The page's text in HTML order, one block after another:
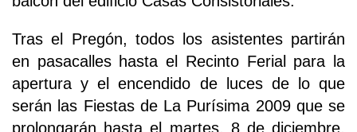
Tras el Pregón, todos los asistentes partirán
en pasacalles hasta el Recinto Ferial para la
apertura y el encendido de luces de lo que
serán las Fiestas de La Purísima 2009 que se
prolongarán hasta el martes, 8 de diciembre,